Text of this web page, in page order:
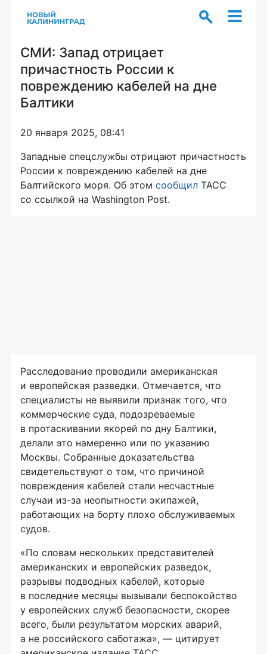
СМИ: Запад отрицает
причастность России к
повреждению кабелей на дне
Балтики
20 января 2025, 08:41
Западные спецслужбы отрицают причастность
России к повреждению кабелей на дне
Балтийского моря. Об этом сообщил ТАСС
со ссылкой на Washington Post.
Расследование проводили американская
и европейская разведки. Отмечается, что
специалисты не выявили признак того, что
коммерческие суда, подозреваемые
в протаскивании якорей по дну Балтики,
делали это намеренно или по указанию
Москвы. Собранные доказательства
свидетельствуют о том, что причиной
повреждения кабелей стали несчастные
случаи из-за неопытности экипажей,
работающих на борту плохо обслуживаемых
судов.
«По словам нескольких представителей
американских и европейских разведок,
разрывы подводных кабелей, которые
в последние месяцы вызывали беспокойство
у европейских служб безопасности, скорее
всего, были результатом морских аварий,
а не российского саботажа», — цитирует